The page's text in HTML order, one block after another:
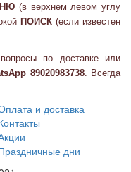
(в верхнем левом углу
ПОИСК (если известен
по доставке или
89020983738. Всегда
и доставка
дни